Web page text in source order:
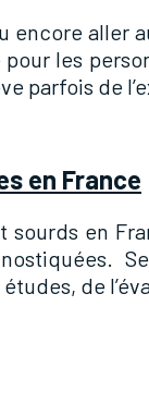
encore aller
les
parfois de
en France
en
de